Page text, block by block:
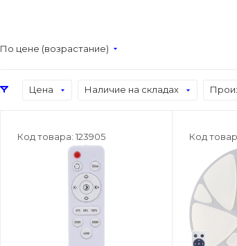
По цене (возрастание)
Цена Наличие на складах
Код товара: 123905 Код